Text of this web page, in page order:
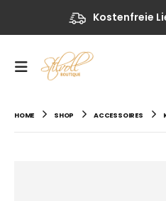
Kostenfreie
HOME SHOP ACCESSOIRES